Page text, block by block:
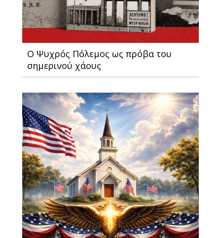
Ο Ψυχρός Πόλεμος ως πρόβα του
σημερινού χάους